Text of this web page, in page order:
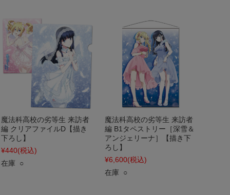
魔法科高校の劣等生 来訪者
編 クリアファイルD【描き
下ろし】
¥440(税込)
在庫 ○
魔法科高校の劣等生 来訪者
編 B1タペストリー［深雪＆
アンジェリーナ］【描き下
ろし】
¥6,600(税込)
在庫 ○